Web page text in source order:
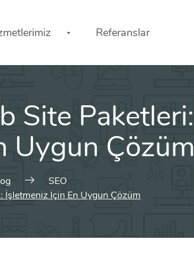
Referanslar
Site Paketleri:
Uygun Çözüm
SEO
İşletmeniz İçin En Uygun Çözüm